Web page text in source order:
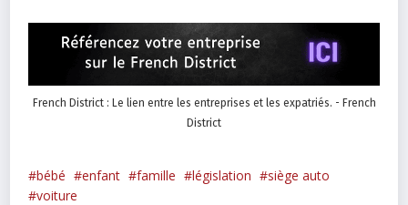
French District : Le lien entre les entreprises et les expatriés. - French
District
bébé enfant famille législation
siège auto
voiture